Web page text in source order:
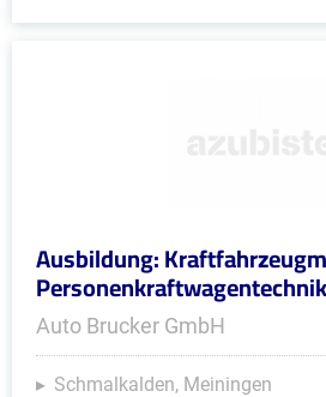
Ausbildung:
Auto Brucker GmbH
Schmalkalden, Meiningen